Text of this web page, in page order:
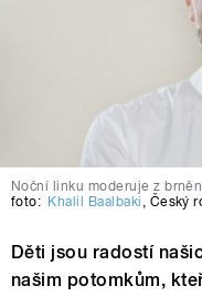
Noční linku moderuje z
foto: Khalil Baalbaki , Český
Děti jsou radostí
našim potomkům,